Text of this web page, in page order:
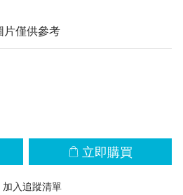
僅供參考
立即購買
加入追蹤清單